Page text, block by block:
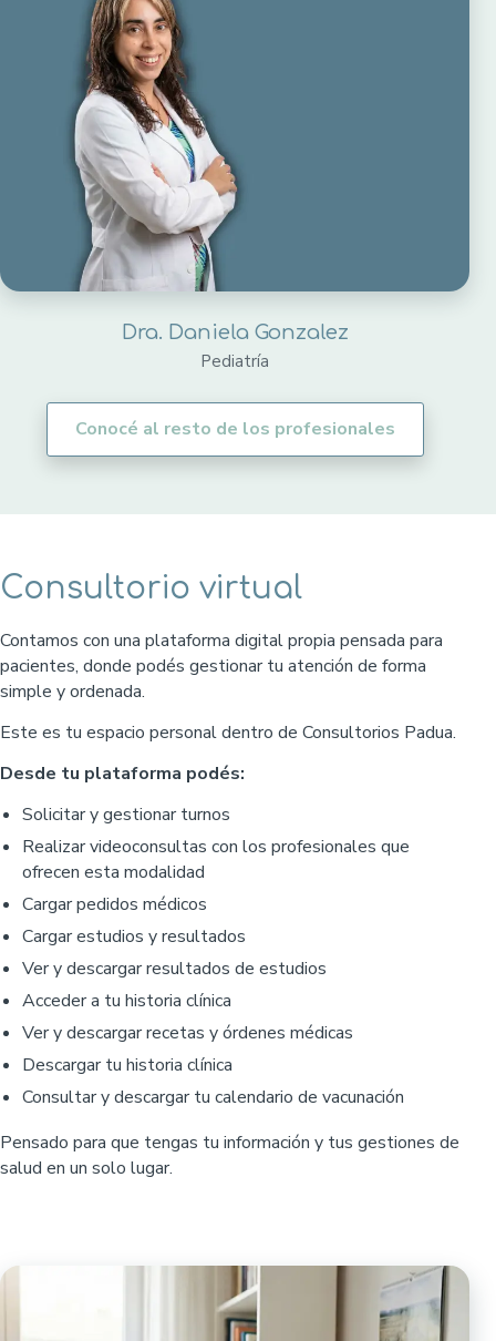
Dra. Daniela Gonzalez
Pediatría
Conocé al resto de los profesionales
Consultorio virtual
Contamos con una plataforma digital propia pensada para
pacientes, donde podés gestionar tu atención de forma
simple y ordenada.
Este es tu espacio personal dentro de Consultorios Padua.
Desde tu plataforma podés:
Solicitar y gestionar turnos
Realizar videoconsultas con los profesionales que
ofrecen esta modalidad
Cargar pedidos médicos
Cargar estudios y resultados
Ver y descargar resultados de estudios
Acceder a tu historia clínica
Ver y descargar recetas y órdenes médicas
Descargar tu historia clínica
Consultar y descargar tu calendario de vacunación
Pensado para que tengas tu información y tus gestiones de
salud en un solo lugar.